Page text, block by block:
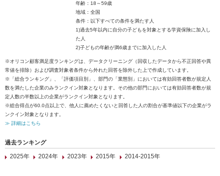
年齢：18～59歳
地域：全国
条件：以下すべての条件を満たす人
1)過去5年以内に自分の子どもを対象とする学資保険に加入し
た人
2)子どもの年齢が満6歳までに加入した人
※オリコン顧客満足度ランキングは、データクリーニング（回収したデータから不正回答や異
常値を排除）および調査対象者条件から外れた回答を除外した上で作成しています。
※「総合ランキング」、「評価項目別」、部門の「業態別」においては有効回答者数が規定人
数を満たした企業のみランクイン対象となります。その他の部門においては有効回答者数が規
定人数の半数以上の企業がランクイン対象となります。
※総合得点が60.0点以上で、他人に薦めたくないと回答した人の割合が基準値以下の企業がラ
ンクイン対象となります。
≫ 詳細はこちら
過去ランキング
2025年
2024年 2023年 2015年 2014-2015年